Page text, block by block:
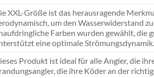
XXL-Größe ist das herausragende
um den Wasserwiderstand
Farben wurden gewählt, die
eine optimale Strömungsdynamik.
Produkt ist ideal für alle Angler, die
die ihre Köder an der